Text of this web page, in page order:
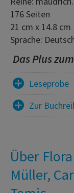
176 Seiten
21 cm x 14.8 cm
Sprache:
Das Plus
Leseprobe
Zur
Über
Müller,